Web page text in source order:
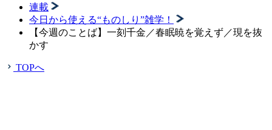
連載
今日から使える“ものしり”雑学！
【今週のことば】一刻千金／春眠暁を覚えず／現を抜
かす
TOPへ